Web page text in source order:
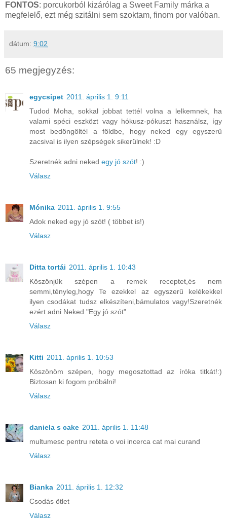
FONTOS: porcukorból kizárólag a Sweet Family márka a
megfelelő, ezt még szitálni sem szoktam, finom por valóban.
dátum: 9:02
65 megjegyzés:
egycsipet 2011. április 1. 9:11
Tudod Moha, sokkal jobbat tettél volna a lelkemnek, ha
valami spéci eszközt vagy hókusz-pókuszt használsz, így
most bedöngöltél a földbe, hogy neked egy egyszerű
zacsival is ilyen szépségek sikerülnek! :D
Szeretnék adni neked egy jó szót! :)
Válasz
Mónika 2011. április 1. 9:55
Adok neked egy jó szót! ( többet is!)
Válasz
Ditta tortái 2011. április 1. 10:43
Köszönjük szépen a remek receptet,és nem
semmi,tényleg,hogy Te ezekkel az egyszerű kelékekkel
ilyen csodákat tudsz elkészíteni,bámulatos vagy!Szeretnék
ezért adni Neked "Egy jó szót"
Válasz
Kitti 2011. április 1. 10:53
Köszönöm szépen, hogy megosztottad az íróka titkát!:)
Biztosan ki fogom próbálni!
Válasz
daniela s cake 2011. április 1. 11:48
multumesc pentru reteta o voi incerca cat mai curand
Válasz
Bianka 2011. április 1. 12:32
Csodás ötlet
Válasz